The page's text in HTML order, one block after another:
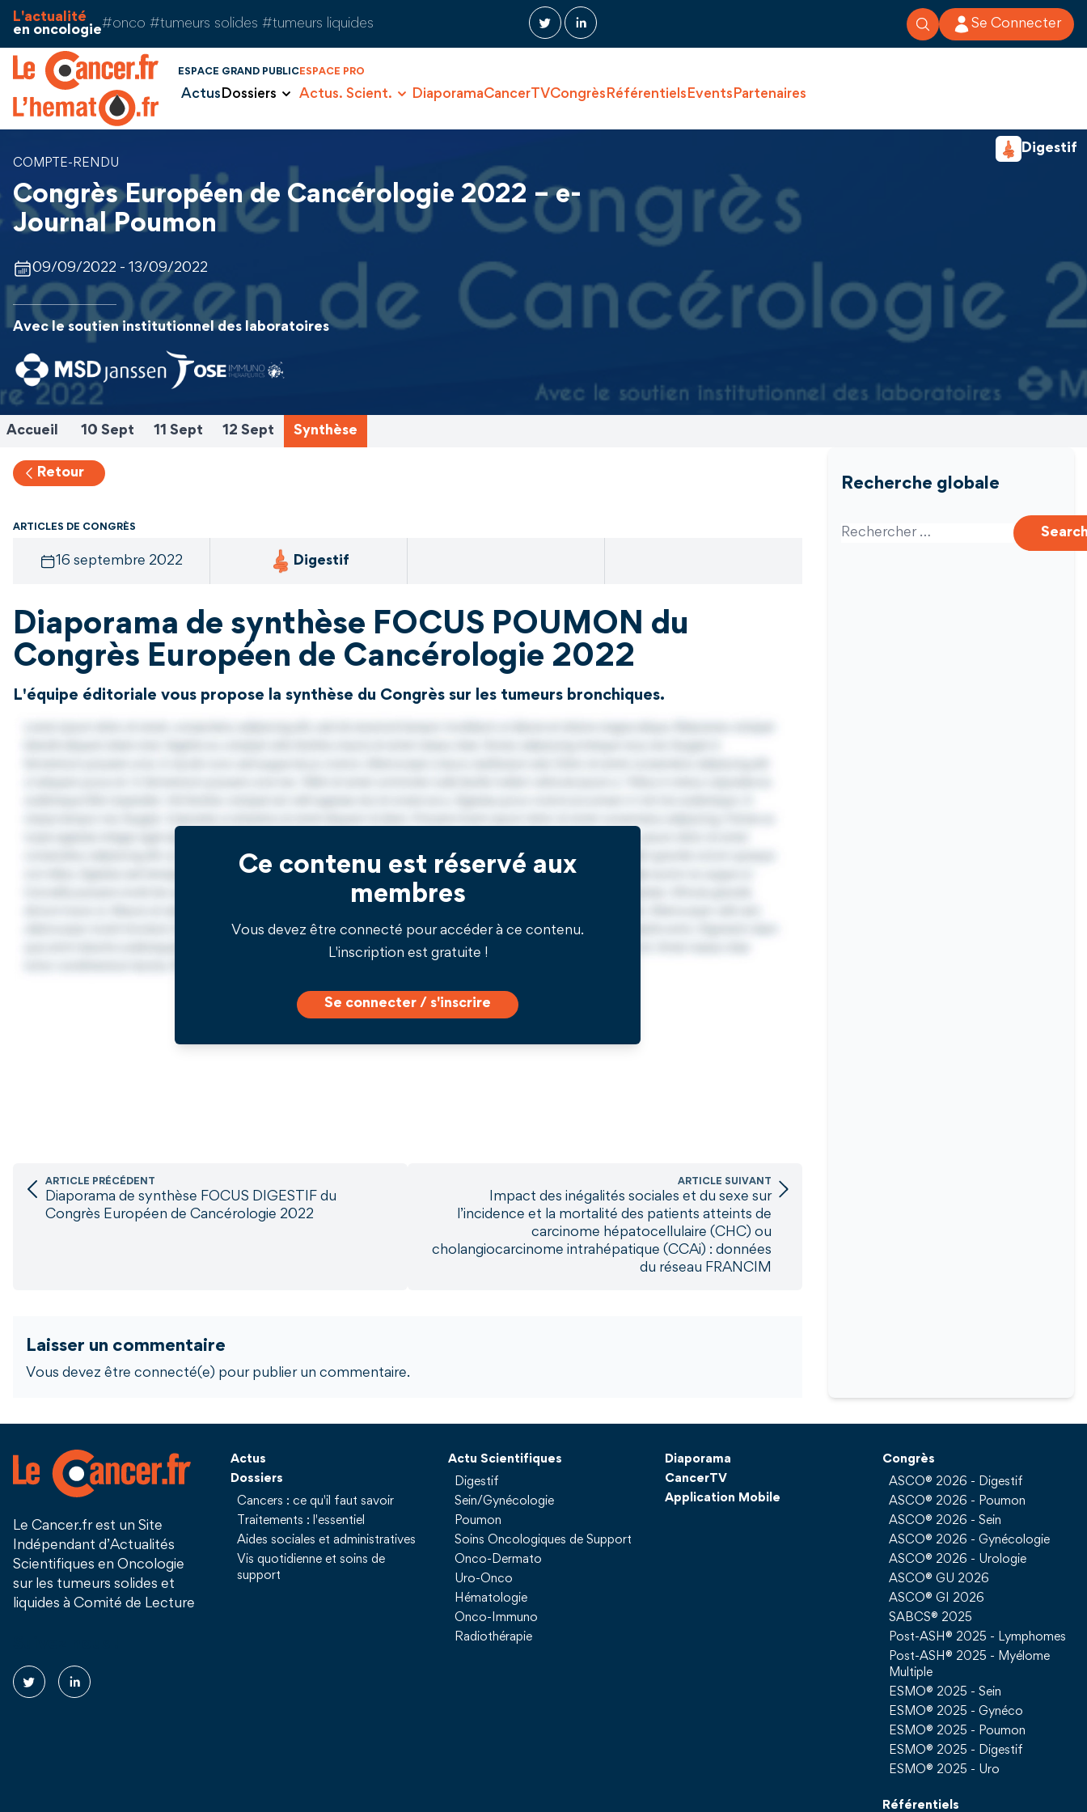
Aller au contenu
L'actualité
en oncologie#onco #tumeurs solides #tumeurs liquides Se Connecter
ESPACE GRAND PUBLIC
ActusDossiers
ESPACE PRO
Actus. Scient. DiaporamaCancerTVCongrèsRéférentielsEventsPartenaires
Digestif
COMPTE-RENDU
Congrès Européen de Cancérologie 2022 – e-
Journal Poumon
09/09/2022 - 13/09/2022
Avec le soutien institutionnel des laboratoires
Accueil 10 Sept 11 Sept 12 Sept Synthèse
Retour
ARTICLES DE CONGRÈS
16 septembre 2022 Digestif
Diaporama de synthèse FOCUS POUMON du
Congrès Européen de Cancérologie 2022
L'équipe éditoriale vous propose la synthèse du Congrès sur les tumeurs bronchiques.
Ce contenu est réservé aux
membres
Vous devez être connecté pour accéder à ce contenu.
L'inscription est gratuite !
Se connecter / s'inscrire
ARTICLE PRÉCÉDENT
Diaporama de synthèse FOCUS DIGESTIF du
Congrès Européen de Cancérologie 2022
ARTICLE SUIVANT
Impact des inégalités sociales et du sexe sur
l’incidence et la mortalité des patients atteints de
carcinome hépatocellulaire (CHC) ou
cholangiocarcinome intrahépatique (CCAi) : données
du réseau FRANCIM
Laisser un commentaire
Vous devez être connecté(e) pour publier un commentaire.
Recherche globale
Search for:
Le Cancer.fr est un Site
Indépendant d’Actualités
Scientifiques en Oncologie
sur les tumeurs solides et
liquides à Comité de Lecture
Actus
Dossiers
Cancers : ce qu'il faut savoir
Traitements : l'essentiel
Aides sociales et administratives
Vis quotidienne et soins de
support
Actu Scientifiques
Digestif
Sein/Gynécologie
Poumon
Soins Oncologiques de Support
Onco-Dermato
Uro-Onco
Hématologie
Onco-Immuno
Radiothérapie
Diaporama
CancerTV
Application Mobile
Congrès
ASCO® 2026 - Digestif
ASCO® 2026 - Poumon
ASCO® 2026 - Sein
ASCO® 2026 - Gynécologie
ASCO® 2026 - Urologie
ASCO® GU 2026
ASCO® GI 2026
SABCS® 2025
Post-ASH® 2025 - Lymphomes
Post-ASH® 2025 - Myélome
Multiple
ESMO® 2025 - Sein
ESMO® 2025 - Gynéco
ESMO® 2025 - Poumon
ESMO® 2025 - Digestif
ESMO® 2025 - Uro
Référentiels
Panneau de gestion des cookies